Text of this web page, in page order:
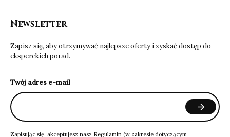
Newsletter
Zapisz się, aby otrzymywać najlepsze oferty i zyskać dostęp do
eksperckich porad.
Twój adres e-mail
Zapisując się, akceptujesz nasz Regulamin (w zakresie dotyczącym